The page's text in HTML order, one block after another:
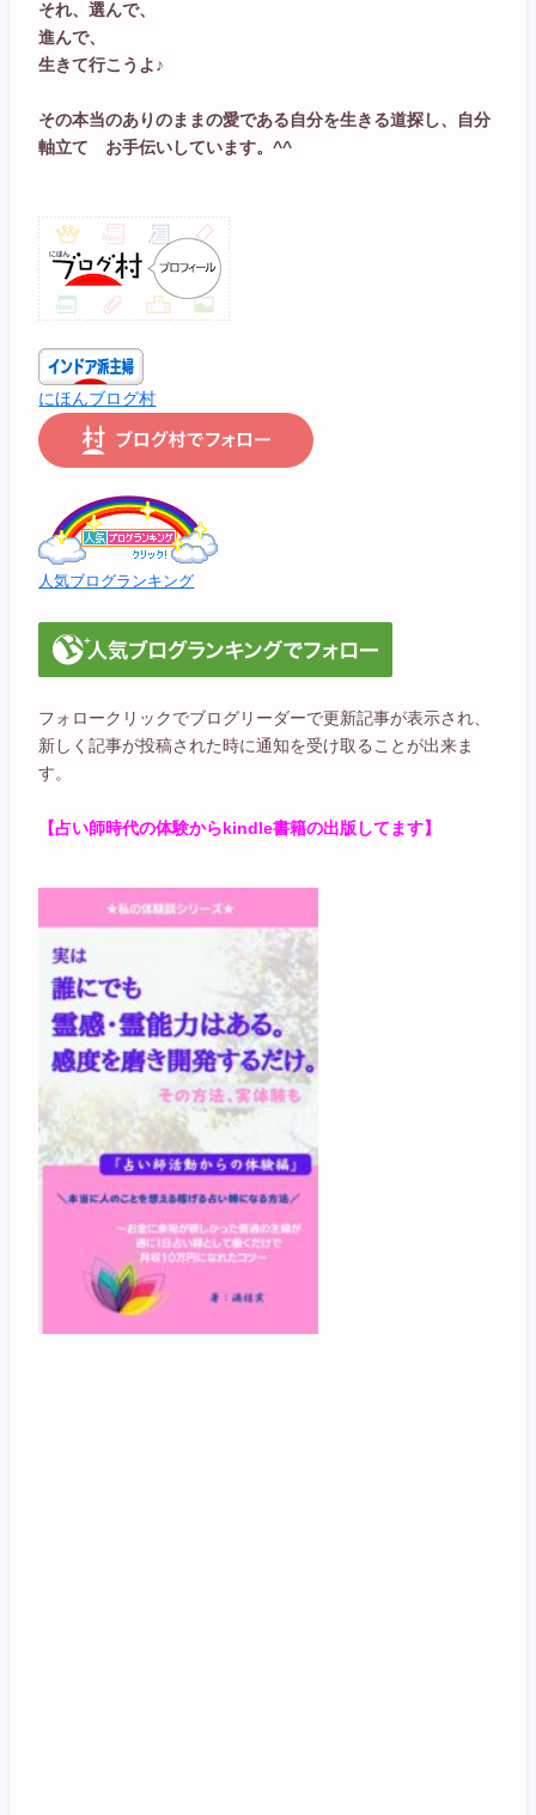
それ、選んで、
進んで、
生きて行こうよ♪
その本当のありのままの愛である自分を生きる道探し、自分
軸立て お手伝いしています。^^
にほんブログ村
人気ブログランキング
フォロークリックでブログリーダーで更新記事が表示され、
新しく記事が投稿された時に通知を受け取ることが出来ま
す。
【占い師時代の体験からkindle書籍の出版してます】